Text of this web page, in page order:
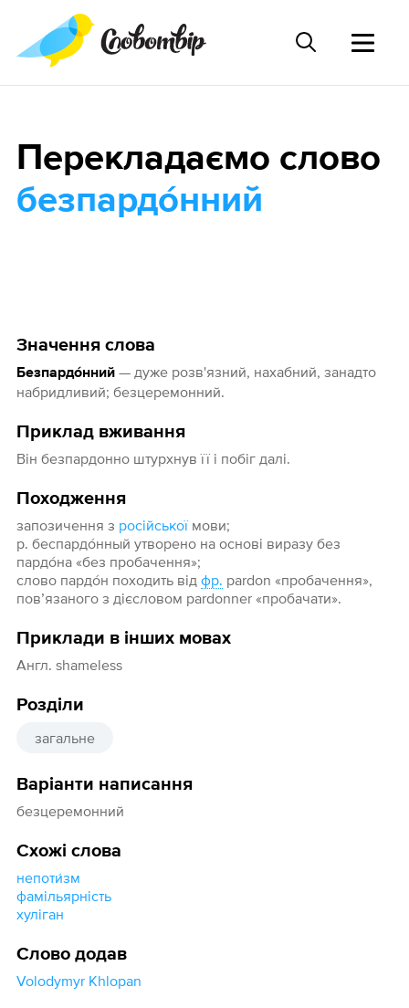
Значення слова
Безпардо́нний— дуже розв'язний, нахабний, занадто
набридливий; безцеремонний.
Приклад вживання
Він безпардонно штурхнув її і побіг далі.
Походження
запозичення з російськоїмови;
р. беспардо́нный утворено на основі виразу без
пардо́на «без пробачення»;
слово пардо́н походить від фр. pardon «пробачення»,
пов’язаного з дієсловом pardonner «пробачати».
Приклади в інших мовах
Англ. shameless
Розділи
загальне
Варіанти написання
безцеремонний
Схожі слова
непоти́зм
фамільярність
хуліган
Слово додав
Volodymyr Khlopan
Перекладаємо слово
безпардо́нний